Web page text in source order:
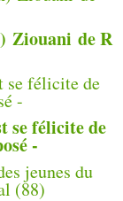
Ziouani de R
se félicite de
-